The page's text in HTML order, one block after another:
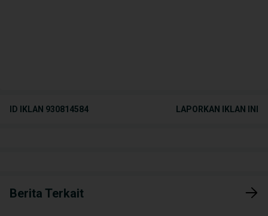
ID IKLAN 930814584 LAPORKAN IKLAN INI
Berita Terkait